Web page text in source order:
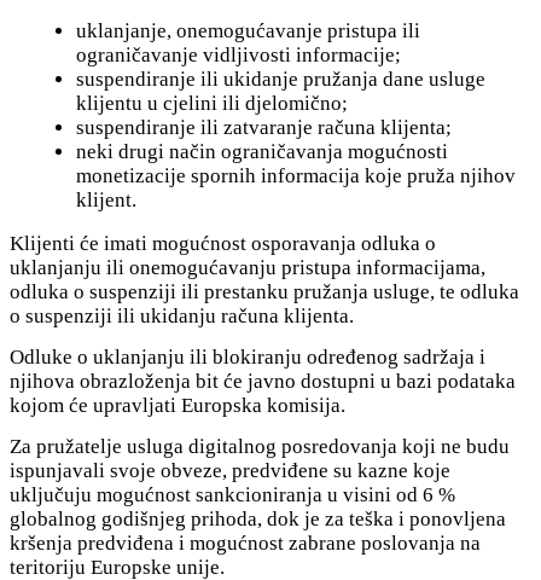
uklanjanje, onemogućavanje pristupa ili
ograničavanje vidljivosti informacije;
suspendiranje ili ukidanje pružanja dane usluge
klijentu u cjelini ili djelomično;
suspendiranje ili zatvaranje računa klijenta;
neki drugi način ograničavanja mogućnosti
monetizacije spornih informacija koje pruža njihov
klijent.
Klijenti će imati mogućnost osporavanja odluka o
uklanjanju ili onemogućavanju pristupa informacijama,
odluka o suspenziji ili prestanku pružanja usluge, te odluka
o suspenziji ili ukidanju računa klijenta.
Odluke o uklanjanju ili blokiranju određenog sadržaja i
njihova obrazloženja bit će javno dostupni u bazi podataka
kojom će upravljati Europska komisija.
Za pružatelje usluga digitalnog posredovanja koji ne budu
ispunjavali svoje obveze, predviđene su kazne koje
uključuju mogućnost sankcioniranja u visini od 6 %
globalnog godišnjeg prihoda, dok je za teška i ponovljena
kršenja predviđena i mogućnost zabrane poslovanja na
teritoriju Europske unije.